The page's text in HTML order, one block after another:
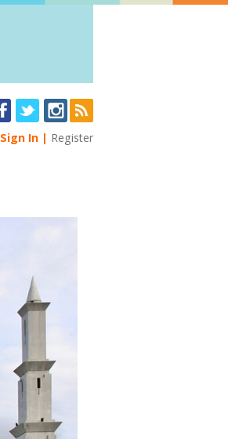
Sign In Register